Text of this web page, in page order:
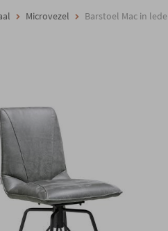
Microvezel Barstoel Mac in